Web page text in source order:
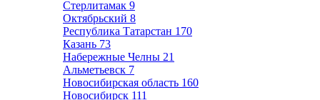
Стерлитамак 9
Октябрьский 8
Республика Татарстан 170
Казань 73
Набережные Челны 21
Альметьевск 7
Новосибирская область 160
Новосибирск 111